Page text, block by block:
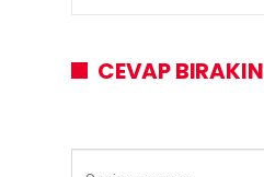
CEVAP BIRAKIN